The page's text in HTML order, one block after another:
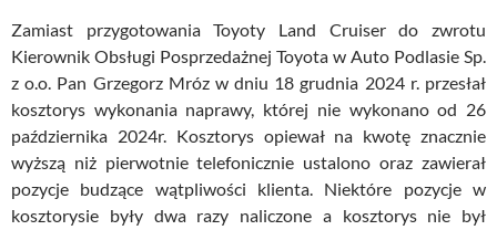
Zamiast przygotowania Toyoty Land Cruiser do zwrotu
Kierownik Obsługi Posprzedażnej Toyota w Auto Podlasie Sp.
z o.o. Pan Grzegorz Mróz w dniu 18 grudnia 2024 r. przesłał
kosztorys wykonania naprawy, której nie wykonano od 26
października 2024r. Kosztorys opiewał na kwotę znacznie
wyższą niż pierwotnie telefonicznie ustalono oraz zawierał
pozycje budzące wątpliwości klienta. Niektóre pozycje w
kosztorysie były dwa razy naliczone a kosztorys nie był